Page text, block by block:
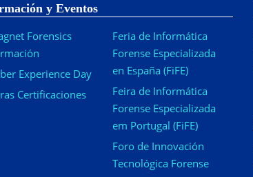
y Eventos
Forensics
Experience Day
Certificaciones
Feria de Informática
Forense Especializada
en España (FiFE)
Feira de Informática
Forense Especializada
em Portugal (FiFE)
Foro de Innovación
Tecnológica Forense